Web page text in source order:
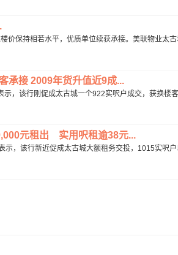
价保持相若水平，优质单位续获承接。美联物业太
承接 2009年货升值近9成...
，该行刚促成太古城一个922实呎户成交，获换楼
元租出 实用呎租逾38元...
，该行新近促成太古城大额租务交投，1015实呎